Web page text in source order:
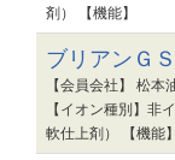
剤） 【機能】
ブリアンＧ
【会員会社】 松本
【イオン種別】非
軟仕上剤） 【機能】